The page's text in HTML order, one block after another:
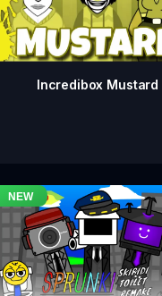
Incredibox Mustard